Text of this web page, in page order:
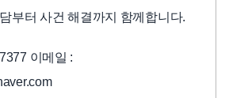
부터 사건 해결까지 함께합니다.
이메일 :